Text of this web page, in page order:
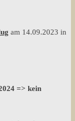
am 14.09.2023 in
=> kein